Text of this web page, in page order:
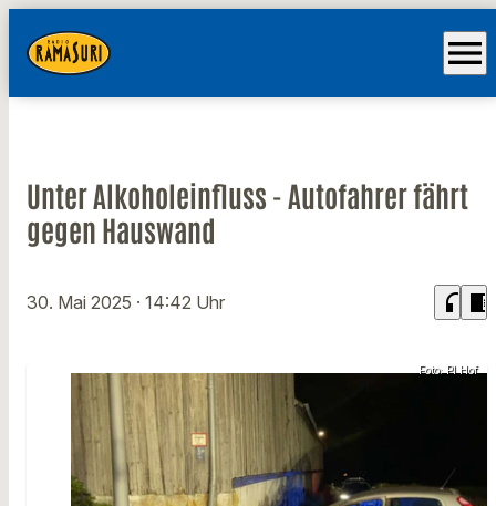
menu
Unter Alkoholeinfluss - Autofahrer fährt
gegen Hauswand
30. Mai 2025 · 14:42 Uhr headphones chrome_reader_mode
Foto: PI Hof